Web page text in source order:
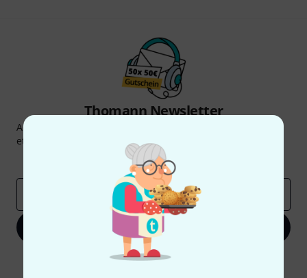
Thomann Newsletter
Abonniere den Thomann Newsletter und gewinne mit
etwas Glück einen von
50 Gutscheinen
Inspirierende Beiträge
Deals
Jetzt anmelden
Mit Klick auf „Jetzt anmelden“ stimmen Sie dem Erhalt von E-Mail-